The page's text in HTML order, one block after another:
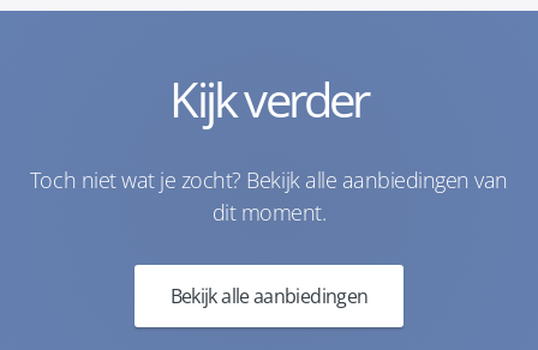
Kijk verder
Toch niet wat je zocht? Bekijk alle aanbiedingen van
dit moment.
Bekijk alle aanbiedingen